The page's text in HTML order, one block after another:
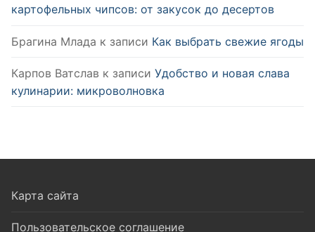
картофельных чипсов: от закусок до десертов
Брагина Млада к записи Как выбрать свежие ягоды
Карпов Ватслав к записи Удобство и новая слава
кулинарии: микроволновка
Карта сайта
Пользовательское соглашение